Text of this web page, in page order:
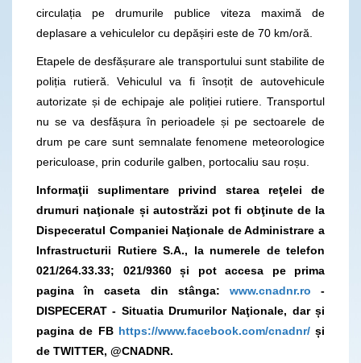
circulația pe drumurile publice viteza maximă de
deplasare a vehiculelor cu depășiri este de 70 km/oră.
Etapele de desfășurare ale transportului sunt stabilite de
poliția rutieră. Vehiculul va fi însoțit de autovehicule
autorizate și de echipaje ale poliției rutiere. Transportul
nu se va desfășura în perioadele și pe sectoarele de
drum pe care sunt semnalate fenomene meteorologice
periculoase, prin codurile galben, portocaliu sau roșu.
Informaţii suplimentare privind starea reţelei de
drumuri naţionale și autostrăzi pot fi obţinute de la
Dispeceratul Companiei Naţionale de Administrare a
Infrastructurii Rutiere S.A., la numerele de telefon
021/264.33.33; 021/9360 și pot accesa pe prima
pagina în caseta din stânga: www.cnadnr.ro -
DISPECERAT - Situatia Drumurilor Naţionale, dar și
pagina de FB https://www.facebook.com/cnadnr/și
de TWITTER, @CNADNR.